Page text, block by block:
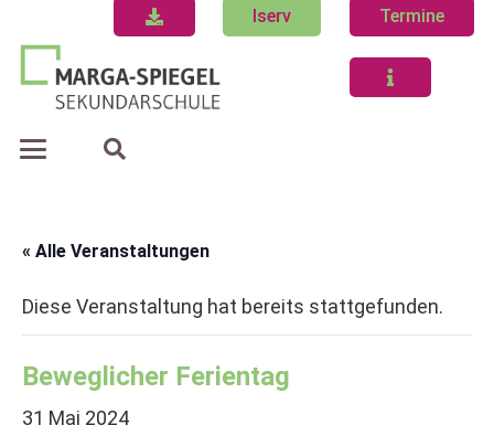
Iserv Termine
« Alle Veranstaltungen
Diese Veranstaltung hat bereits stattgefunden.
Beweglicher Ferientag
31 Mai 2024